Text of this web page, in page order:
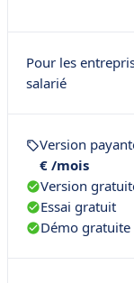
Pour les
salarié
Version
€ /mois
Version
Essai gratuit
Démo gratuite